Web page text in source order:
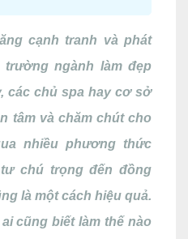
cạnh tranh và phát
ngành làm đẹp
các chủ spa hay cơ sở
tâm và chăm chút cho
nhiều phương thức
chú trọng đến đồng
là một cách hiệu quả.
cũng biết làm thế nào